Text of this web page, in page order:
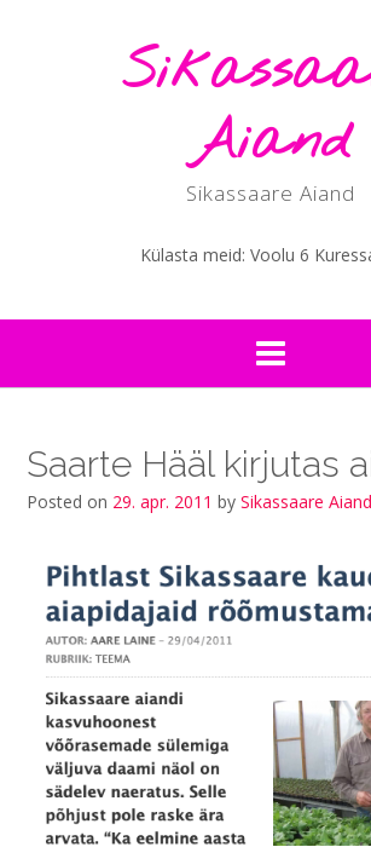
Aiand
Sikassaare Aiand
Külasta meid: Voolu 6
Saarte Hääl kirjutas
Posted on 29. apr. 2011 by Sikassaare Aiand